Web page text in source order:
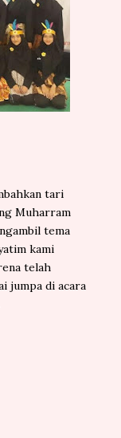
tari
Muharram
tema
kami
telah
jumpa di acara